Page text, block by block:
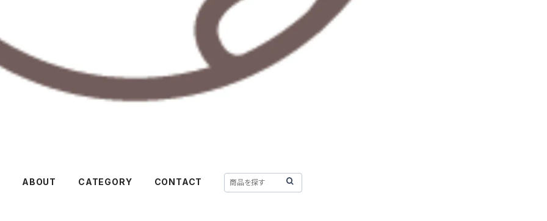
ABOUT CATEGORY CONTACT